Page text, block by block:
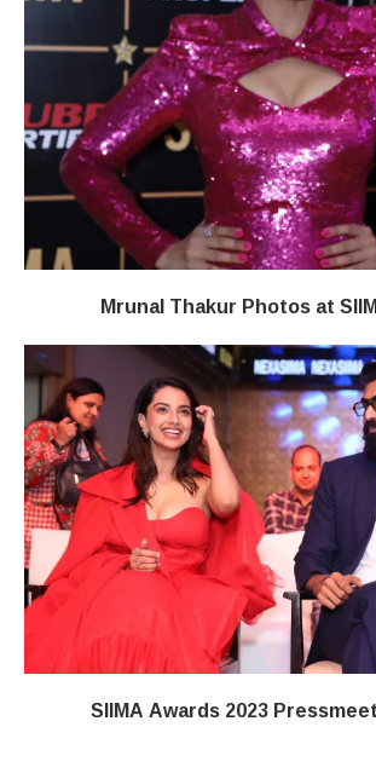
Mrunal Thakur Photos at
SIIMA Awards 2023